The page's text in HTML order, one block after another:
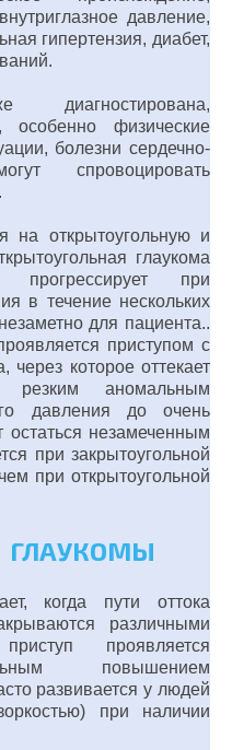
давление,
гипертензия, диабет,
особенно физические
болезни сердечно-
спровоцировать
на открытоугольную и
глаукома
прогрессирует при
в течение нескольких
для пациента..
приступом с
через которое оттекает
аномальным
давления до очень
незамеченным
при закрытоугольной
при открытоугольной
ГЛАУКОМЫ
когда пути оттока
различными
проявляется
повышением
развивается у людей
при наличии